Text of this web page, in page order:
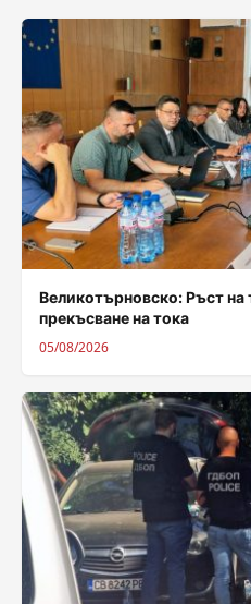
Великотърновско: Ръст на
прекъсване на тока
05/08/2026